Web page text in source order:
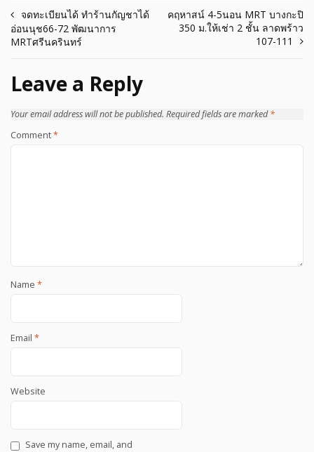
Post
navigation
จดทะเบียนได้ ทำร้านกัญชาได้
อ่อนนุช66-72 พัฒนาการ
MRTศรีนครินทร์
คฤหาสน์ 4-5นอน MRT บางกะปิ
350 ม.ให้เช่า 2 ชั้น ลาดพร้าว
107-111
Leave a Reply
Your email address will not be published. Required fields are marked*
Comment*
Name *
Email *
Website
Save my name, email, and